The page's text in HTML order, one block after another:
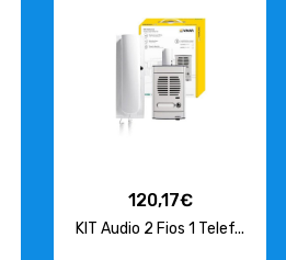
120,17€
KIT Audio 2 Fios 1 Telef...